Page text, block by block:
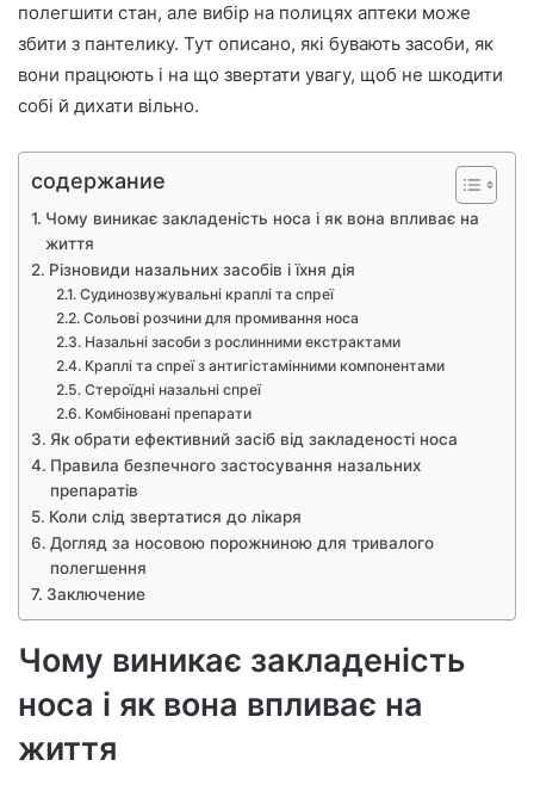
полегшити стан, але вибір на полицях аптеки може
збити з пантелику. Тут описано, які бувають засоби, як
вони працюють і на що звертати увагу, щоб не шкодити
собі й дихати вільно.
содержание
Чому виникає закладеність носа і як вона впливає на
життя
Різновиди назальних засобів і їхня дія
Судинозвужувальні краплі та спреї
Сольові розчини для промивання носа
Назальні засоби з рослинними екстрактами
Краплі та спреї з антигістамінними компонентами
Стероїдні назальні спреї
Комбіновані препарати
Як обрати ефективний засіб від закладеності носа
Правила безпечного застосування назальних
препаратів
Коли слід звертатися до лікаря
Догляд за носовою порожниною для тривалого
полегшення
Заключение
Чому виникає закладеність
носа і як вона впливає на
життя